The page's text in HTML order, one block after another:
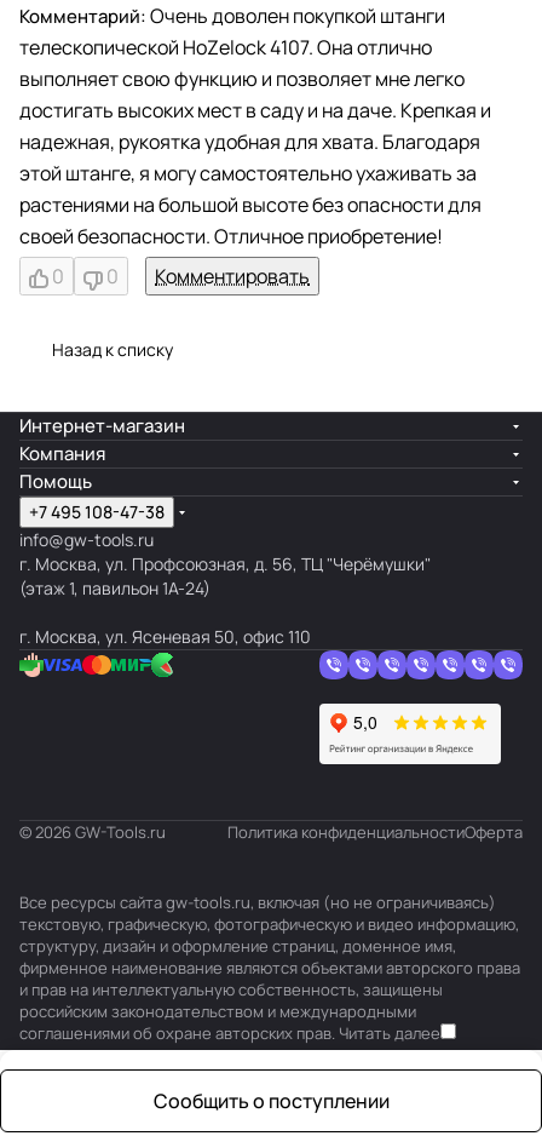
Очень доволен покупкой штанги
телескопической HoZelock 4107. Она отлично
выполняет свою функцию и позволяет мне легко
достигать высоких мест в саду и на даче. Крепкая и
надежная, рукоятка удобная для хвата. Благодаря
этой штанге, я могу самостоятельно ухаживать за
растениями на большой высоте без опасности для
своей безопасности. Отличное приобретение!
0
0 Комментировать
Назад к списку
Сообщить о поступлении
Интернет-магазин
Компания
Помощь
+7 495 108-47-38
info@gw-tools.ru
г. Москва, ул. Профсоюзная, д. 56, ТЦ "Черёмушки"
(этаж 1, павильон 1А-24)
г. Москва, ул. Ясеневая 50, офис 110
© 2026 GW-Tools.ru Политика конфиденциальностиОферта
Все ресурсы сайта gw-tools.ru, включая (но не ограничиваясь)
текстовую, графическую, фотографическую и видео информацию,
структуру, дизайн и оформление страниц, доменное имя,
фирменное наименование являются объектами авторского права
и прав на интеллектуальную собственность, защищены
российским законодательством и международными
соглашениями об охране авторских прав. Читать далее